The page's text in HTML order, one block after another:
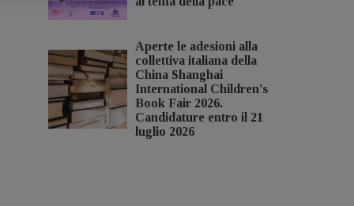
Aperte le adesioni alla
collettiva italiana della
China Shanghai
International Children's
Book Fair 2026.
Candidature entro il 21
luglio 2026